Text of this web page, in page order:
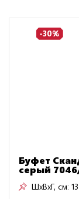
-30%
Буфет
серый
ШxВxГ, см: